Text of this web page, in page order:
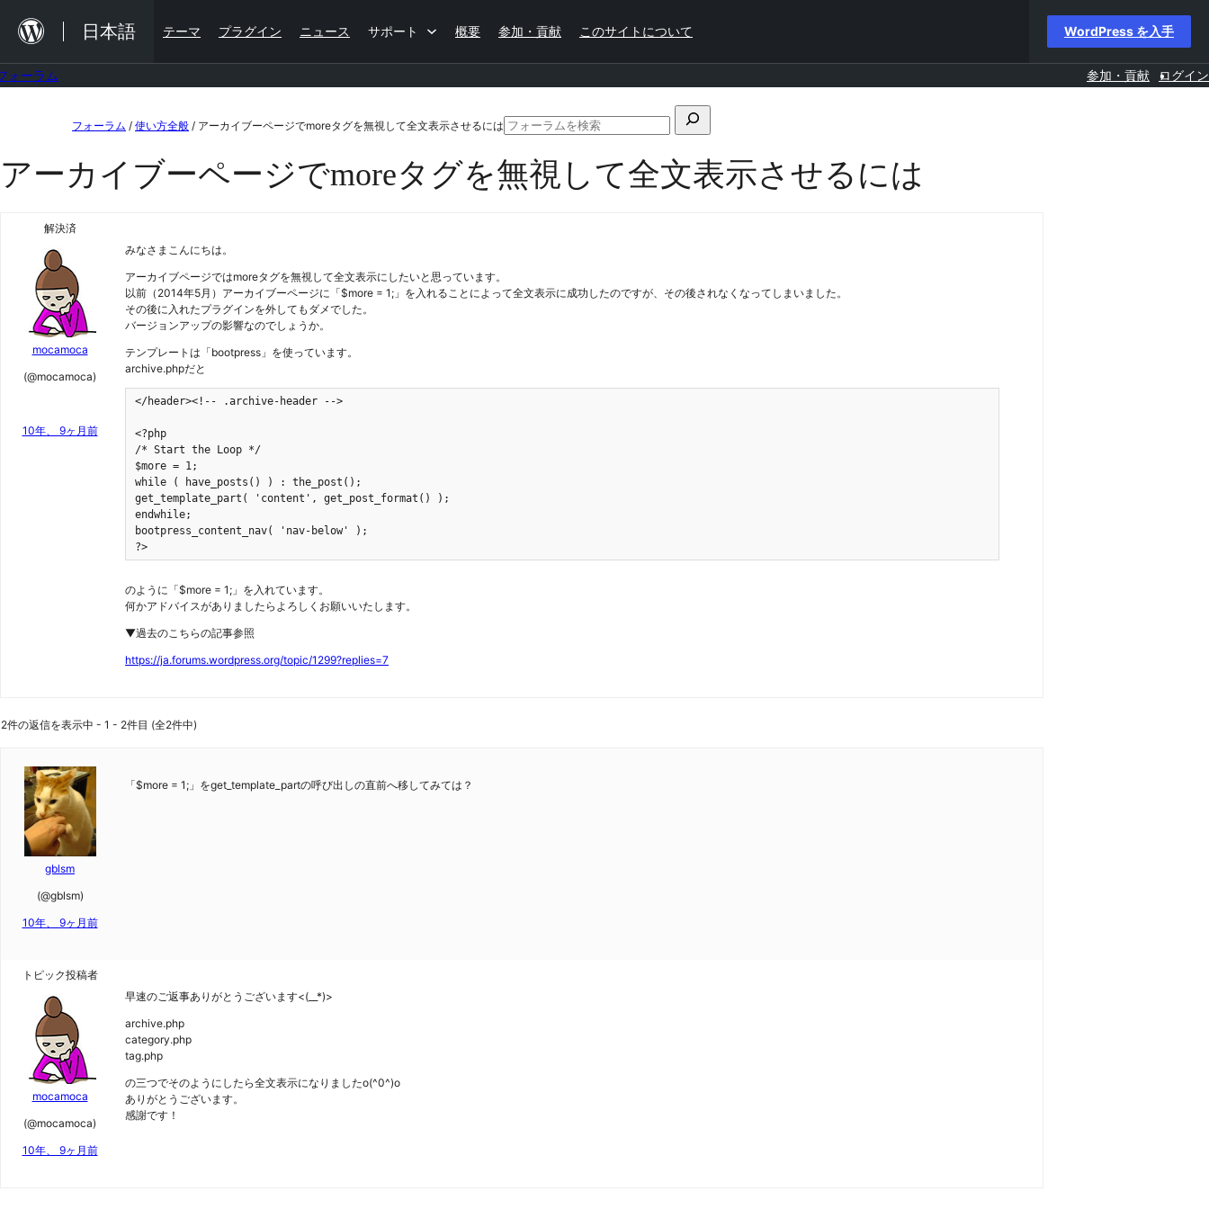
を
プ
日本語 テーマ プラグイン ニュース サポート 概要 参加・貢献 このサイトについて WordPress を入手
ォーラム 参加・貢献 ログイン
テ
フォーラム / 使い方全般 / アーカイブーページでmoreタグを無視して全文表示させるには検
対
フ
ー
ラ
アーカイブーページでmoreタグを無視して全文表示させるには
解決済
mocamoca
(@mocamoca)
10年、 9ヶ月前
みなさまこんにちは。
アーカイブページではmoreタグを無視して全文表示にしたいと思っています。
以前（2014年5月）アーカイブーページに「$more = 1;」を入れることによって全文表示に成功したのですが、その後されなくなってしまいました。
その後に入れたプラグインを外してもダメでした。
バージョンアップの影響なのでしょうか。
テンプレートは「bootpress」を使っています。
archive.phpだと
</header><!-- .archive-header -->
<?php
/* Start the Loop */
$more = 1;
while ( have_posts() ) : the_post();
get_template_part( 'content', get_post_format() );
endwhile;
bootpress_content_nav( 'nav-below' );
?>
のように「$more = 1;」を入れています。
何かアドバイスがありましたらよろしくお願いいたします。
▼過去のこちらの記事参照
https://ja.forums.wordpress.org/topic/1299?replies=7
2件の返信を表示中 - 1 - 2件目 (全2件中)
gblsm
(@gblsm)
10年、 9ヶ月前
「$more = 1;」をget_template_partの呼び出しの直前へ移してみては？
トピック投稿者
mocamoca
(@mocamoca)
10年、 9ヶ月前
早速のご返事ありがとうございます<(__*)>
archive.php
category.php
tag.php
の三つでそのようにしたら全文表示になりましたo(^0^)o
ありがとうございます。
感謝です！